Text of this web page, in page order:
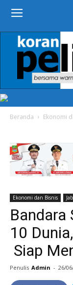
KORAN
PELITA
Beranda Ekonomi
Ekonomi dan Bisnis
Bandara
10
Siap
Penulis Admin - 26/